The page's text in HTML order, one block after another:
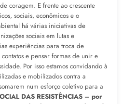
coragem. E frente ao crescente
sociais, econômicos e o
há várias iniciativas de
sociais em lutas e
experiências para troca de
e pensar formas de unir e
Por isso estamos convidando à
e mobilizados contra a
num esforço coletivo para a
DAS RESISTÊNCIAS – por